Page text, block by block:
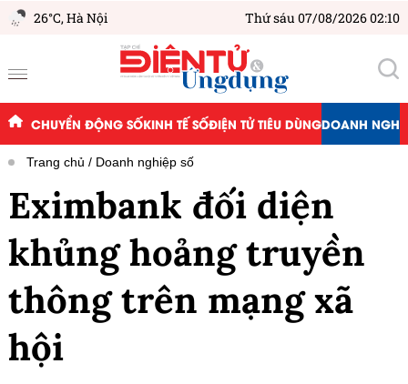
26°C,Hà Nội Thứ sáu 07/08/2026 02:10
CHUYỂN ĐỘNG SỐKINH TẾ SỐĐIỆN TỬ TIÊU DÙNGDOANH
Trang chủ Doanh nghiệp số
Eximbank đối diện
khủng hoảng truyền
thông trên mạng xã
hội